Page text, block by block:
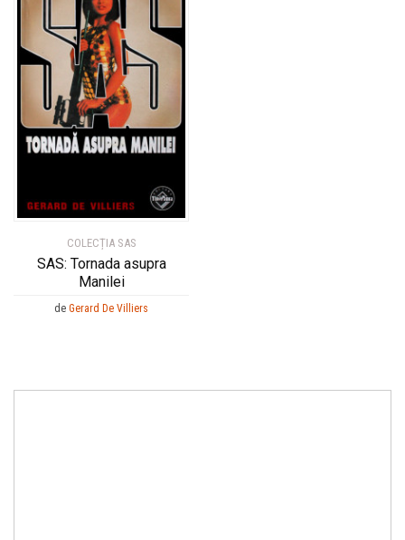
COLECȚIA SAS
SAS: Tornada asupra
Manilei
de Gerard De Villiers